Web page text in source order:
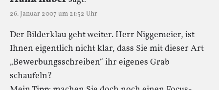
26. Januar 2007 um 21:52 Uhr
Der Bilderklau geht weiter. Herr Niggemeier, ist
Ihnen eigentlich nicht klar, dass Sie mit dieser Art
„Bewerbungsschreiben“ ihr eigenes Grab
schaufeln?